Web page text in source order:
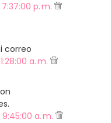
p. m.
correo
a. m.
a. m.